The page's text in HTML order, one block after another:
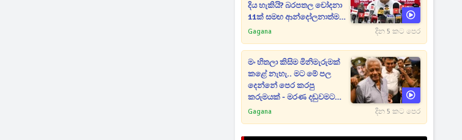
දිය හැකියි? බරපතල චෝදනා
11ක් සමඟ ආන්දෝලනාත්මක
ප්‍රකාශයක් [VIDEO]
Gagana දින 5 කට පෙර
මං හිතලා කිසිම මිනිමැරුමක්
කළේ නැහැ.. මට මේ පල
දෙන්නේ පෙර කරපු
කරුමයක් - මරණ දඬුවමට
කළින් කට ඇරපු පූජිත් හඬා
Gagana දින 5 කට පෙර